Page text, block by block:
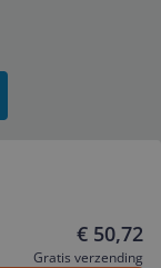
€ 50,72
Gratis verzending